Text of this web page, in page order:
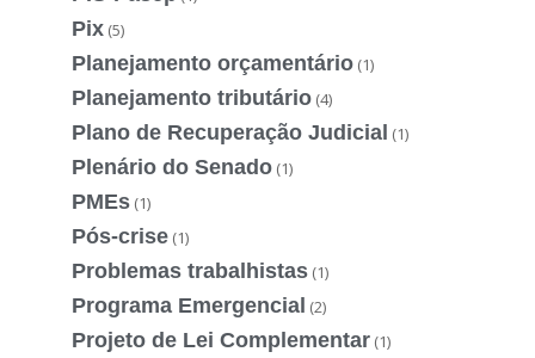
Pix (5)
Planejamento orçamentário (1)
Planejamento tributário (4)
Plano de Recuperação Judicial (1)
Plenário do Senado (1)
PMEs (1)
Pós-crise (1)
Problemas trabalhistas (1)
Programa Emergencial (2)
Projeto de Lei Complementar (1)